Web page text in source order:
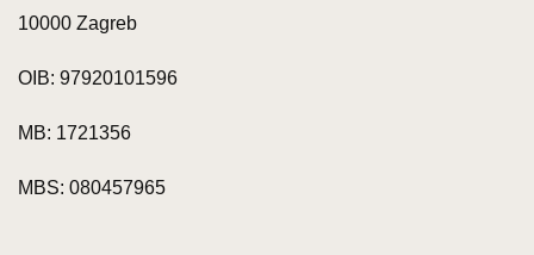
10000 Zagreb
OIB: 97920101596
MB: 1721356
MBS: 080457965